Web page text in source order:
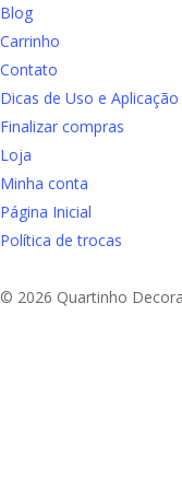
Blog
Carrinho
Contato
Dicas de Uso e Aplicação
Finalizar compras
Loja
Minha conta
Página Inicial
Política de trocas
© 2026 Quartinho